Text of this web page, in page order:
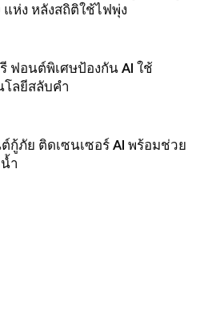
แห่ง หลังสถิติใช้ไฟพุ่ง
ฟอนต์พิเศษป้องกัน AI ใช้
โลยีสลับคำ
กู้ภัย ติดเซนเซอร์ AI พร้อมช่วย
ำ